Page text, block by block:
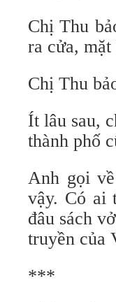
Chị Thu
ra cửa,
Chị Thu
Ít lâu sau,
thành phố
Anh gọi
vậy. Có ai
đâu sách
truyền của
***